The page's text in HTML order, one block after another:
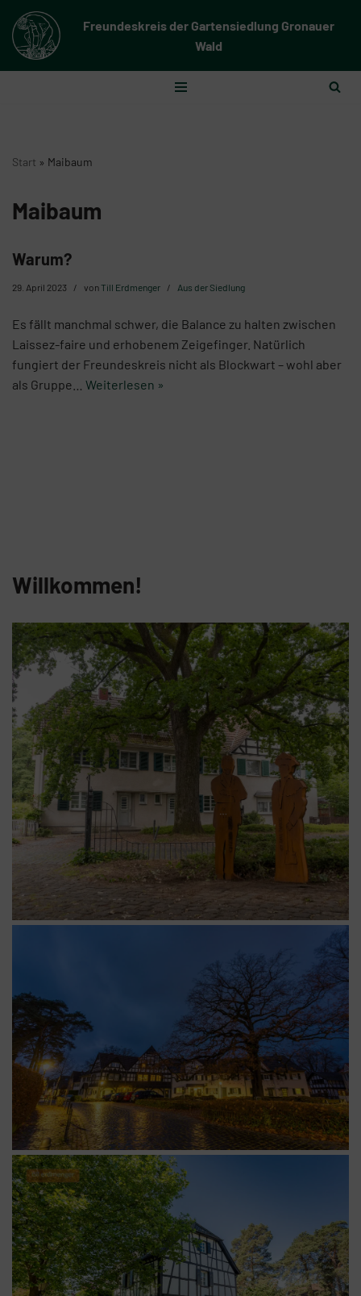
Zum
Inhalt
Freundeskreis der Gartensiedlung Gronauer
Wald
Start » Maibaum
Maibaum
Warum?
29. April 2023 vonTill Erdmenger Aus der Siedlung
Es fällt manchmal schwer, die Balance zu halten zwischen
Laissez-faire und erhobenem Zeigefinger. Natürlich
fungiert der Freundeskreis nicht als Blockwart – wohl aber
als Gruppe… Weiterlesen »
Willkommen!